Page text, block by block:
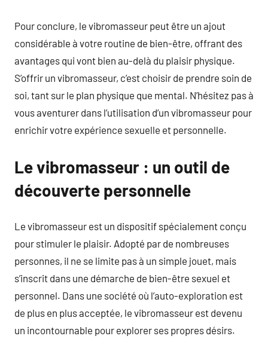
Pour conclure, le vibromasseur peut être un ajout
considérable à votre routine de bien-être, offrant des
avantages qui vont bien au-delà du plaisir physique.
S’offrir un vibromasseur, c’est choisir de prendre soin de
soi, tant sur le plan physique que mental. N’hésitez pas à
vous aventurer dans l’utilisation d’un vibromasseur pour
enrichir votre expérience sexuelle et personnelle.
Le vibromasseur : un outil de
découverte personnelle
Le vibromasseur est un dispositif spécialement conçu
pour stimuler le plaisir. Adopté par de nombreuses
personnes, il ne se limite pas à un simple jouet, mais
s’inscrit dans une démarche de bien-être sexuel et
personnel. Dans une société où l’auto-exploration est
de plus en plus acceptée, le vibromasseur est devenu
un incontournable pour explorer ses propres désirs.